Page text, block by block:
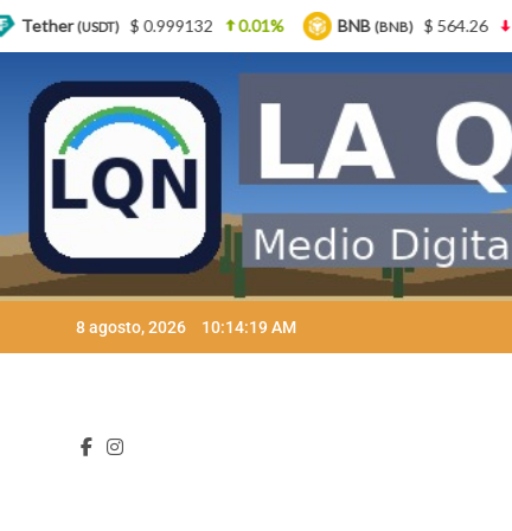
8 agosto, 2026 10:14:20 AM
0.01% BNB(BNB) $ 564.26 2.77% USDC(USDC)